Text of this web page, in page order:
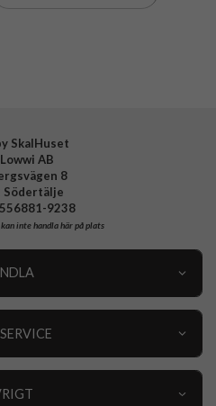
SkalHuset
AB
8
Södertälje
9238
inte handla här på plats